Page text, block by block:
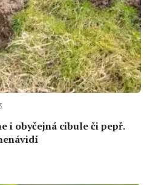
i obyčejná cibule či pepř.